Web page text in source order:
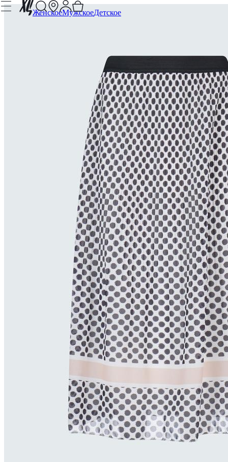
ЖенскоеМужскоеДетское